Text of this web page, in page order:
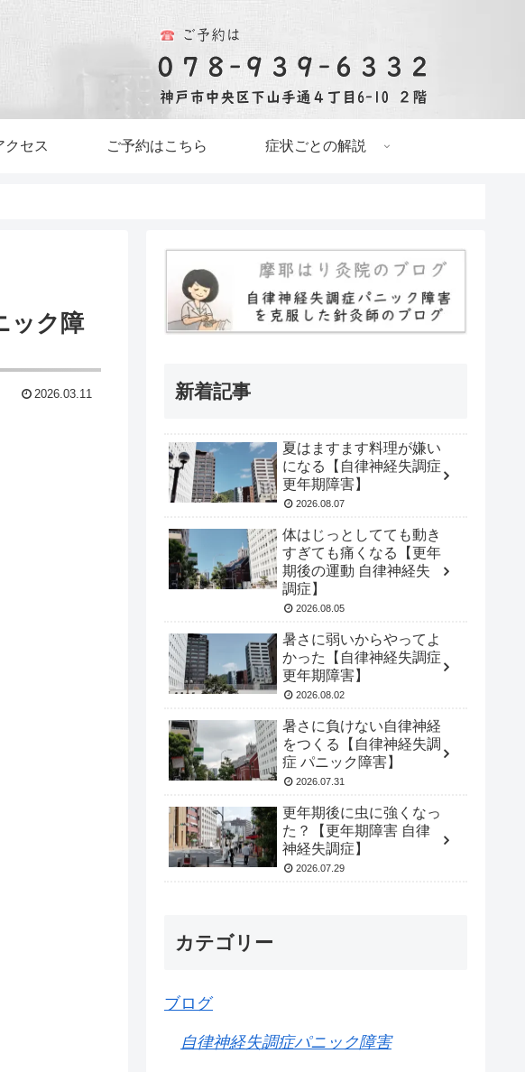
クセス ご予約はこちら 症状ごとの解説
ック障
2026.03.11 新着記事
夏はますます料理が嫌い
になる【自律神経失調症
更年期障害】
2026.08.07
体はじっとしてても動き
すぎても痛くなる【更年
期後の運動 自律神経失
調症】
2026.08.05
暑さに弱いからやってよ
かった【自律神経失調症
更年期障害】
2026.08.02
暑さに負けない自律神経
をつくる【自律神経失調
症 パニック障害】
2026.07.31
更年期後に虫に強くなっ
た？【更年期障害 自律
神経失調症】
2026.07.29
カテゴリー
ブログ
自律神経失調症パニック障害